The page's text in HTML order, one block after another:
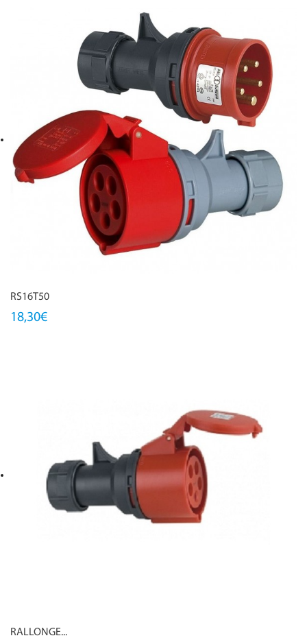
RS16T50
18,30€
RALLONGE...